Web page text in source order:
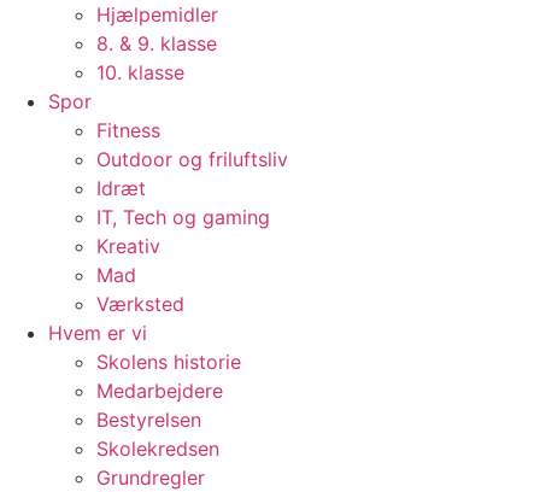
Hjælpemidler
8. & 9. klasse
10. klasse
Spor
Fitness
Outdoor og friluftsliv
Idræt
IT, Tech og gaming
Kreativ
Mad
Værksted
Hvem er vi
Skolens historie
Medarbejdere
Bestyrelsen
Skolekredsen
Grundregler